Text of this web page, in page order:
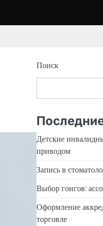
Поиск
Детские
приводом
Запись в
Выбор гонгов:
Оформление
торговле